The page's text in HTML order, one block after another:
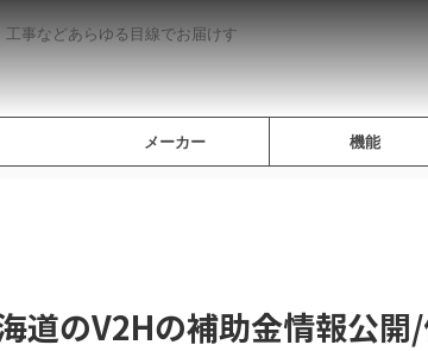
事などあらゆる目線でお届けす
メーカー 機能
道のV2Hの補助金情報公